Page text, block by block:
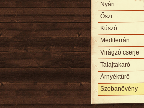
Nyári
Őszi
Kúszó
Mediterrán
Virágzó cserje
Talajtakaró
Árnyéktűrő
Szobanövény